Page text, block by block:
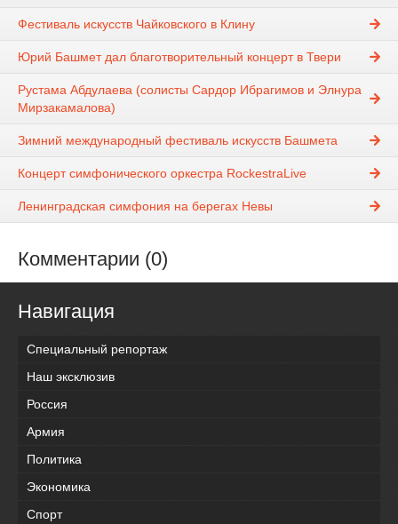
Фестиваль искусств Чайковского в Клину
Юрий Башмет дал благотворительный концерт в Твери
Рустама Абдулаева (солисты Сардор Ибрагимов и Элнура
Мирзакамалова)
Зимний международный фестиваль искусств Башмета
Концерт симфонического оркестра RockestraLive
Ленинградская симфония на берегах Невы
Комментарии (0)
Навигация
Специальный репортаж
Наш эксклюзив
Россия
Армия
Политика
Экономика
Спорт